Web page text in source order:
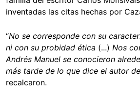
inventadas las citas hechas por
“No se corresponde con su
ni con su probidad ética (...) Nos
Andrés Manuel se conocieron
más tarde de lo que dice el autor
recalcaron.